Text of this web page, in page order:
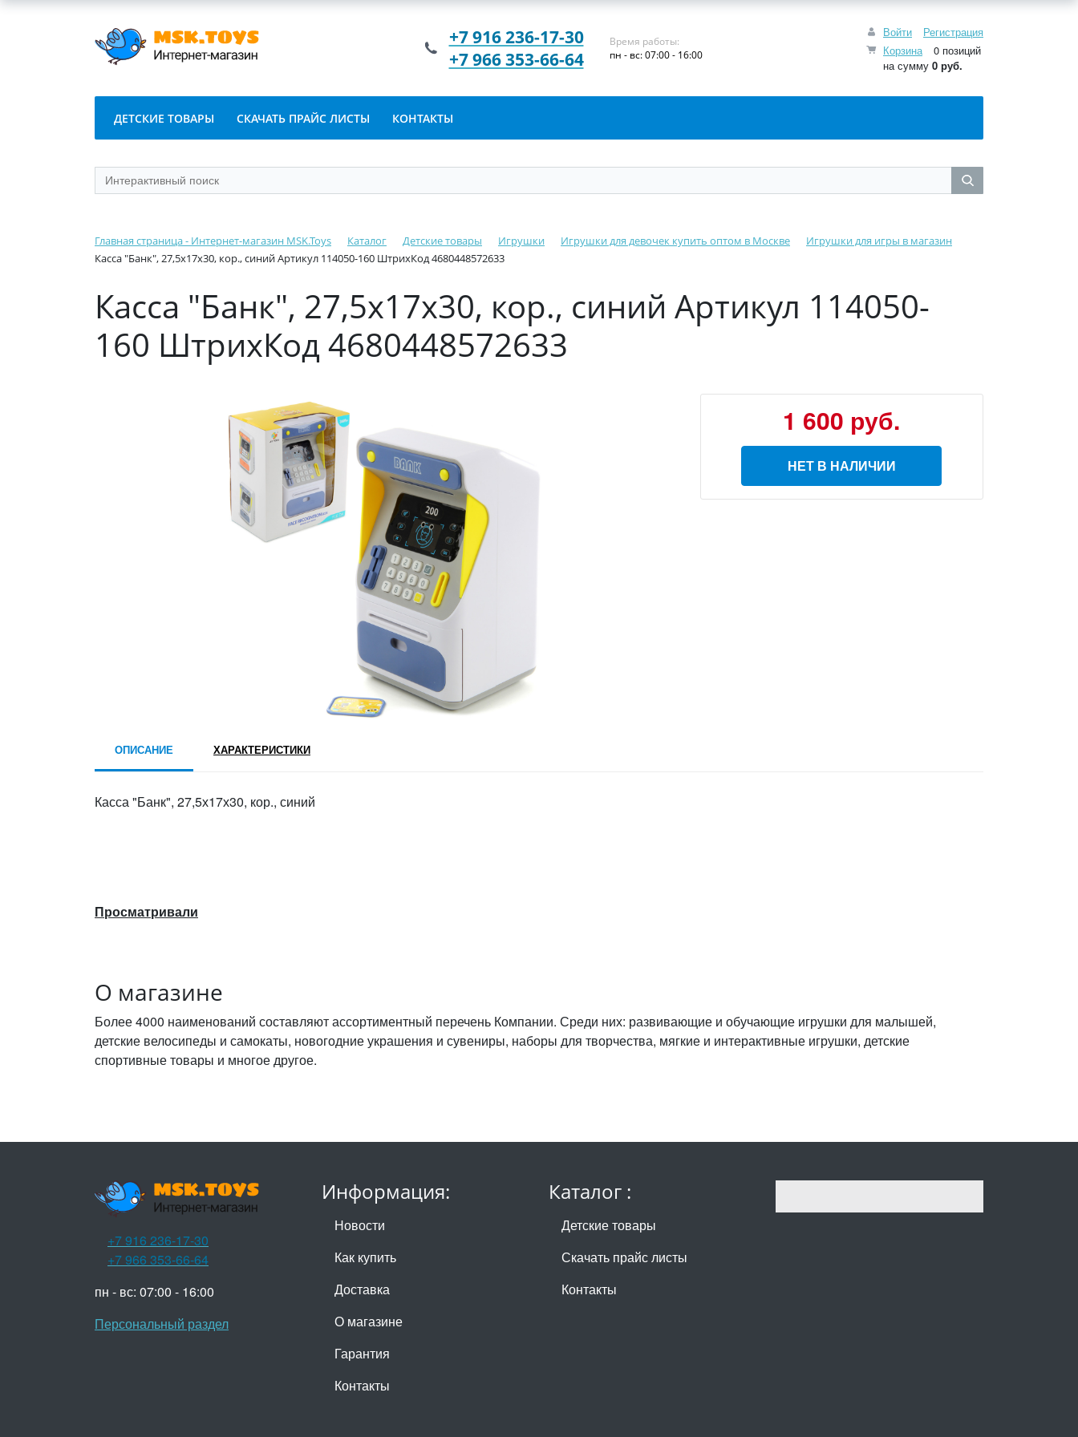
Войти
Регистрация
Корзина
0 позиций
на сумму 0 руб.
+7 916 236-17-30
+7 966 353-66-64
Время работы:
пн - вс: 07:00 - 16:00
ДЕТСКИЕ ТОВАРЫ СКАЧАТЬ ПРАЙС ЛИСТЫ КОНТАКТЫ
Главная страница - Интернет-магазин MSK.Toys Каталог Детские товары Игрушки Игрушки для девочек купить оптом в Москве
Игрушки для игры в магазин
Касса "Банк", 27,5х17х30, кор., синий Артикул 114050-160 ШтрихКод 4680448572633
Касса "Банк", 27,5х17х30, кор., синий Артикул 114050-
160 ШтрихКод 4680448572633
1 600 руб.
НЕТ В НАЛИЧИИ
ОПИСАНИЕ ХАРАКТЕРИСТИКИ
Касса "Банк", 27,5х17х30, кор., синий
Просматривали
О магазине
Более 4000 наименований составляют ассортиментный перечень Компании. Среди них: развивающие и обучающие игрушки для малышей,
детские велосипеды и самокаты, новогодние украшения и сувениры, наборы для творчества, мягкие и интерактивные игрушки, детские
спортивные товары и многое другое.
Информация:
Новости
Как купить
Доставка
О магазине
Гарантия
Контакты
Каталог :
Детские товары
Скачать прайс листы
Контакты
+7 916 236-17-30
+7 966 353-66-64
пн - вс: 07:00 - 16:00
Персональный раздел